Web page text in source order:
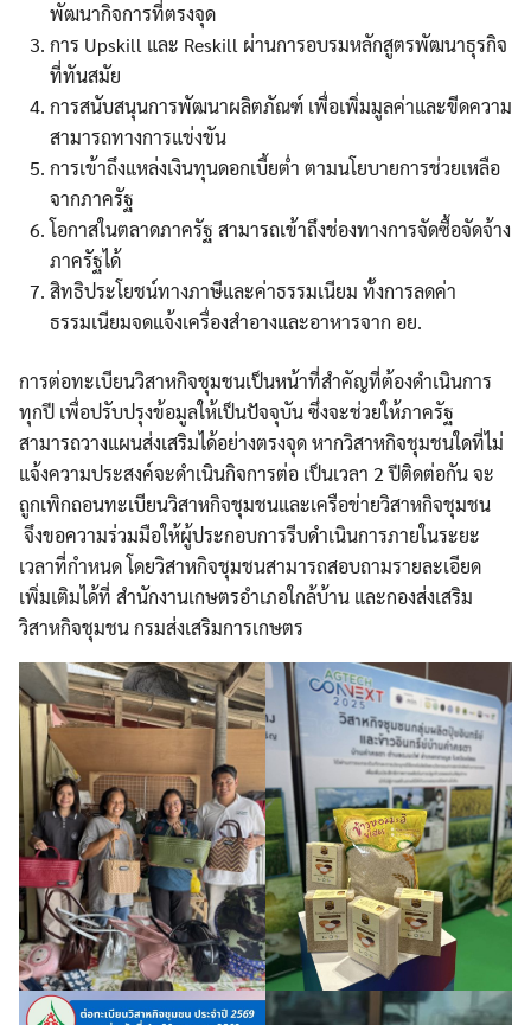
Search
for:
Search
พัฒนากิจการที่ตรงจุด
การ Upskill และ Reskill ผ่านการอบรมหลักสูตรพัฒนาธุรกิจ
ที่ทันสมัย
การสนับสนุนการพัฒนาผลิตภัณฑ์ เพื่อเพิ่มมูลค่าและขีดความ
สามารถทางการแข่งขัน
การเข้าถึงแหล่งเงินทุนดอกเบี้ยต่ำ ตามนโยบายการช่วยเหลือ
จากภาครัฐ
โอกาสในตลาดภาครัฐ สามารถเข้าถึงช่องทางการจัดซื้อจัดจ้าง
ภาครัฐได้
สิทธิประโยชน์ทางภาษีและค่าธรรมเนียม ทั้งการลดค่า
ธรรมเนียมจดแจ้งเครื่องสำอางและอาหารจาก อย.
การต่อทะเบียนวิสาหกิจชุมชนเป็นหน้าที่สำคัญที่ต้องดำเนินการ
ทุกปี เพื่อปรับปรุงข้อมูลให้เป็นปัจจุบัน ซึ่งจะช่วยให้ภาครัฐ
สามารถวางแผนส่งเสริมได้อย่างตรงจุด หากวิสาหกิจชุมชนใดที่ไม่
แจ้งความประสงค์จะดำเนินกิจการต่อ เป็นเวลา 2 ปีติดต่อกัน จะ
ถูกเพิกถอนทะเบียนวิสาหกิจชุมชนและเครือข่ายวิสาหกิจชุมชน
จึงขอความร่วมมือให้ผู้ประกอบการรีบดำเนินการภายในระยะ
เวลาที่กำหนด โดยวิสาหกิจชุมชนสามารถสอบถามรายละเอียด
เพิ่มเติมได้ที่ สำนักงานเกษตรอำเภอใกล้บ้าน และกองส่งเสริม
วิสาหกิจชุมชน กรมส่งเสริมการเกษตร